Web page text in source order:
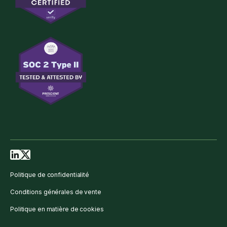
Politique de confidentialité
Conditions générales de vente
Politique en matière de cookies